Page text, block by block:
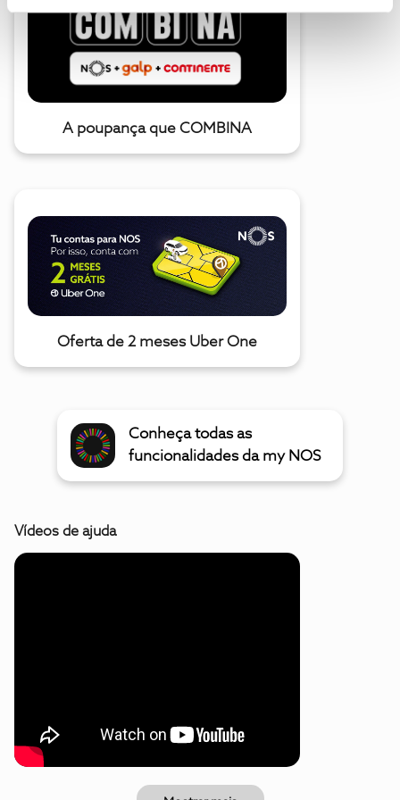
A poupança que COMBINA
Oferta de 2 meses Uber One
Conheça todas as
funcionalidades da my NOS
Vídeos de ajuda